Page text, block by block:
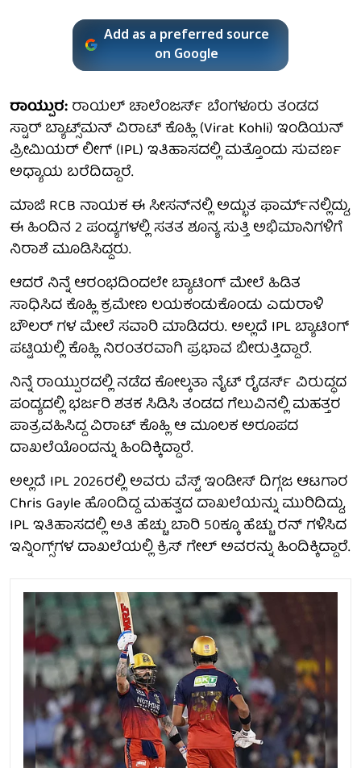
Add as a preferred source
on Google
ರಾಯ್ಪುರ:ರಾಯಲ್ ಚಾಲೆಂಜರ್ಸ್ ಬೆಂಗಳೂರು ತಂಡದ
ಸ್ಟಾರ್ ಬ್ಯಾಟ್ಸ್‌ಮನ್ ವಿರಾಟ್ ಕೊಹ್ಲಿ (Virat Kohli) ಇಂಡಿಯನ್
ಪ್ರೀಮಿಯರ್ ಲೀಗ್ (IPL) ಇತಿಹಾಸದಲ್ಲಿ ಮತ್ತೊಂದು ಸುವರ್ಣ
ಅಧ್ಯಾಯ ಬರೆದಿದ್ದಾರೆ.
ಮಾಜಿ RCB ನಾಯಕ ಈ ಸೀಸನ್‌ನಲ್ಲಿ ಅದ್ಭುತ ಫಾರ್ಮ್‌ನಲ್ಲಿದ್ದು,
ಈ ಹಿಂದಿನ 2 ಪಂದ್ಯಗಳಲ್ಲಿ ಸತತ ಶೂನ್ಯ ಸುತ್ತಿ ಅಭಿಮಾನಿಗಳಿಗೆ
ನಿರಾಶೆ ಮೂಡಿಸಿದ್ದರು.
ಆದರೆ ನಿನ್ನೆ ಆರಂಭದಿಂದಲೇ ಬ್ಯಾಟಿಂಗ್ ಮೇಲೆ ಹಿಡಿತ
ಸಾಧಿಸಿದ ಕೊಹ್ಲಿ ಕ್ರಮೇಣ ಲಯಕಂಡುಕೊಂಡು ಎದುರಾಳಿ
ಬೌಲರ್ ಗಳ ಮೇಲೆ ಸವಾರಿ ಮಾಡಿದರು. ಅಲ್ಲದೆ IPL ಬ್ಯಾಟಿಂಗ್
ಪಟ್ಟಿಯಲ್ಲಿ ಕೊಹ್ಲಿ ನಿರಂತರವಾಗಿ ಪ್ರಭಾವ ಬೀರುತ್ತಿದ್ದಾರೆ.
ನಿನ್ನೆ ರಾಯ್ಪುರದಲ್ಲಿ ನಡೆದ ಕೋಲ್ಕತಾ ನೈಟ್ ರೈಡರ್ಸ್ ವಿರುದ್ಧದ
ಪಂದ್ಯದಲ್ಲಿ ಭರ್ಜರಿ ಶತಕ ಸಿಡಿಸಿ ತಂಡದ ಗೆಲುವಿನಲ್ಲಿ ಮಹತ್ತರ
ಪಾತ್ರವಹಿಸಿದ್ದ ವಿರಾಟ್ ಕೊಹ್ಲಿ ಆ ಮೂಲಕ ಅರೂಪದ
ದಾಖಲೆಯೊಂದನ್ನು ಹಿಂದಿಕ್ಕಿದ್ದಾರೆ.
ಅಲ್ಲದೆ IPL 2026ರಲ್ಲಿ ಅವರು ವೆಸ್ಟ್ ಇಂಡೀಸ್ ದಿಗ್ಗಜ ಆಟಗಾರ
Chris Gayle ಹೊಂದಿದ್ದ ಮಹತ್ವದ ದಾಖಲೆಯನ್ನು ಮುರಿದಿದ್ದು,
IPL ಇತಿಹಾಸದಲ್ಲಿ ಅತಿ ಹೆಚ್ಚು ಬಾರಿ 50ಕ್ಕೂ ಹೆಚ್ಚು ರನ್ ಗಳಿಸಿದ
ಇನ್ನಿಂಗ್ಸ್‌ಗಳ ದಾಖಲೆಯಲ್ಲಿ ಕ್ರಿಸ್ ಗೇಲ್ ಅವರನ್ನು ಹಿಂದಿಕ್ಕಿದ್ದಾರೆ.